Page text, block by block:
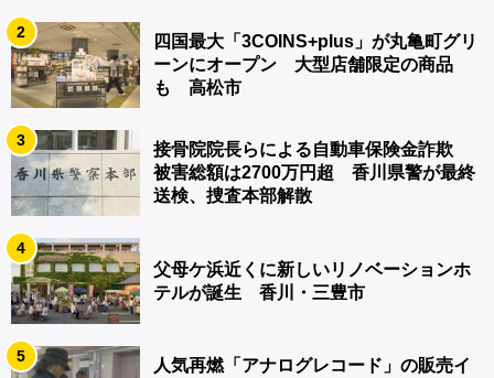
2
四国最大「3COINS+plus」が丸亀町グリ
ーンにオープン 大型店舗限定の商品
も 高松市
3
接骨院院長らによる自動車保険金詐欺
被害総額は2700万円超 香川県警が最終
送検、捜査本部解散
4
父母ケ浜近くに新しいリノベーションホ
テルが誕生 香川・三豊市
5
人気再燃「アナログレコード」の販売イ